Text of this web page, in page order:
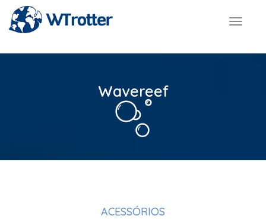
Wavereef
ACESSÓRIOS